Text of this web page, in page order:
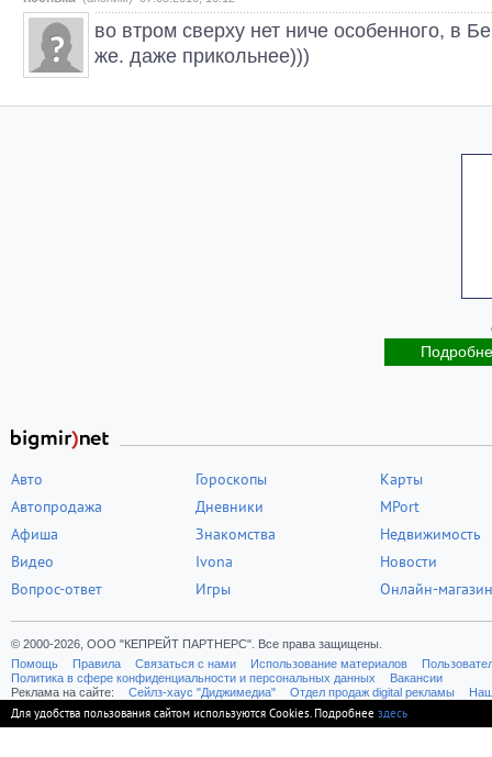
во втром сверху нет ниче особенного, в
же. даже прикольнее)))
Авто
Автопродажа
Афиша
Видео
Вопрос-ответ
Гороскопы
Дневники
Знакомства
Ivona
Игры
Карты
MPort
Недвижимость
Новости
Онлайн-магазин
© 2000-2026, ООО "КЕПРЕЙТ ПАРТНЕРС". Все права защищены.
Помощь
Правила Связаться с нами Использование материалов
Политика в сфере конфиденциальности и персональных данных
Вакансии
Реклама на сайте:
Cейлз-хаус "Диджимедиа" Отдел продаж digital рекламы
Для удобства пользования сайтом используются Cookies. Подробнее здесь